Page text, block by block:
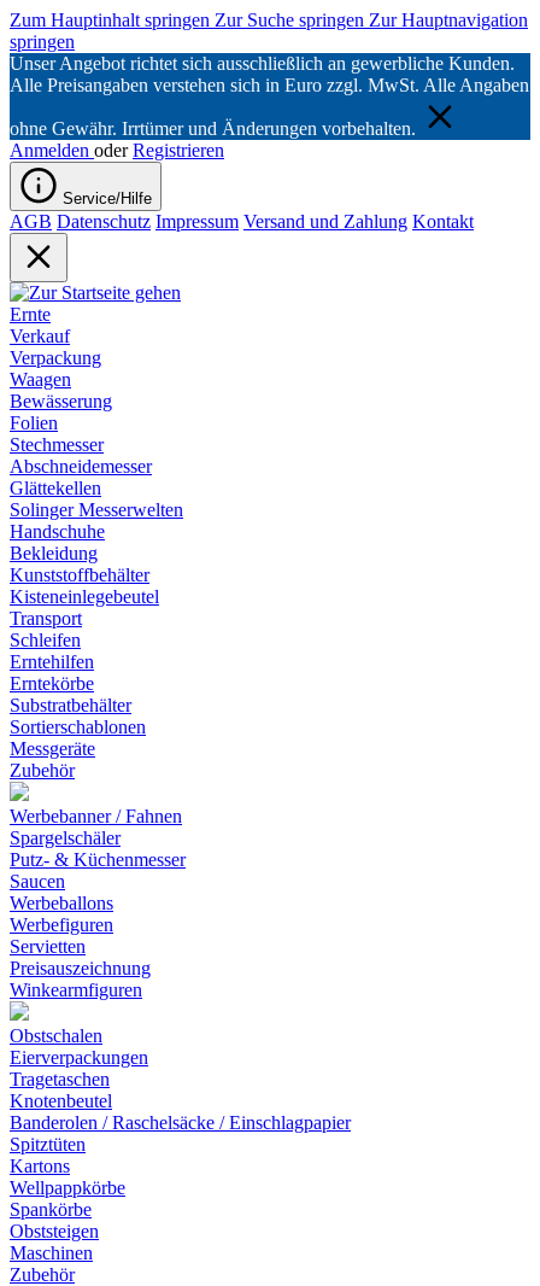
Zum Hauptinhalt springen Zur Suche springen Zur Hauptnavigation
springen
Unser Angebot richtet sich ausschließlich an gewerbliche Kunden.
Alle Preisangaben verstehen sich in Euro zzgl. MwSt. Alle Angaben
ohne Gewähr. Irrtümer und Änderungen vorbehalten.
Anmelden oder Registrieren
Service/Hilfe
AGB Datenschutz Impressum Versand und Zahlung Kontakt
Ernte
Verkauf
Verpackung
Waagen
Bewässerung
Folien
Stechmesser
Abschneidemesser
Glättekellen
Solinger Messerwelten
Handschuhe
Bekleidung
Kunststoffbehälter
Kisteneinlegebeutel
Transport
Schleifen
Erntehilfen
Erntekörbe
Substratbehälter
Sortierschablonen
Messgeräte
Zubehör
Werbebanner / Fahnen
Spargelschäler
Putz- & Küchenmesser
Saucen
Werbeballons
Werbefiguren
Servietten
Preisauszeichnung
Winkearmfiguren
Obstschalen
Eierverpackungen
Tragetaschen
Knotenbeutel
Banderolen / Raschelsäcke / Einschlagpapier
Spitztüten
Kartons
Wellpappkörbe
Spankörbe
Obststeigen
Maschinen
Zubehör